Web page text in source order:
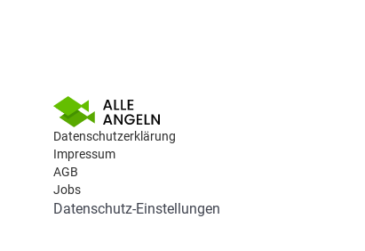
Datenschutzerklärung
Impressum
AGB
Jobs
Datenschutz-Einstellungen